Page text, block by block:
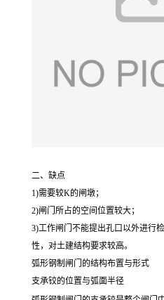
二、缺点
1)需要较K的闸墩；
2)闸门所占的空间位置较大；
3)工作闸门不能提出孔口以外进行
性，对土建结构要求较高。
弧形钢制闸门的结构布置与形式
支承铰的位置与弧面半径